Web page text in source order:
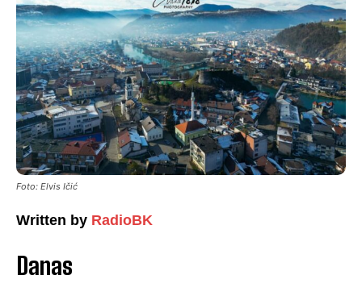
Foto: Elvis Ičić
Written by RadioBK
Danas